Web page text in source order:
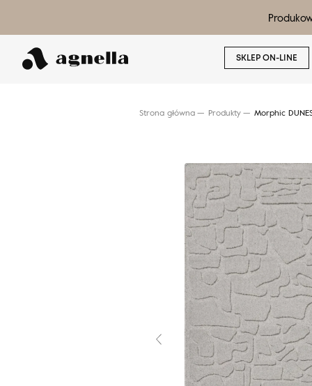
SKLEP ON-LINE
Strona główna Produkty Morphic
Wyszukaj produkt